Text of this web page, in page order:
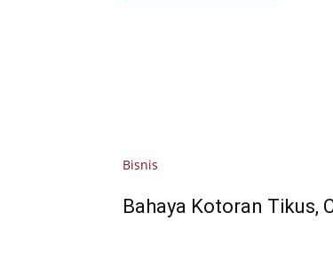
Bisnis
Bahaya Kotoran Tikus,